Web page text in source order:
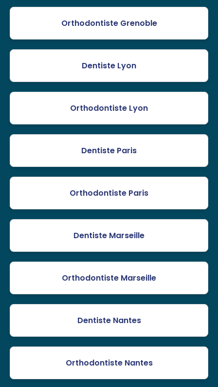
Orthodontiste Grenoble
Dentiste Lyon
Orthodontiste Lyon
Dentiste Paris
Orthodontiste Paris
Dentiste Marseille
Orthodontiste Marseille
Dentiste Nantes
Orthodontiste Nantes